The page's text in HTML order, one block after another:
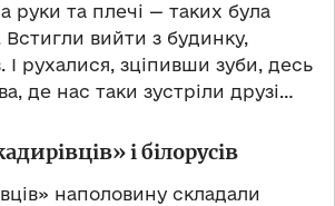
руки та плечі — таких була
Встигли вийти з будинку,
І рухалися, зціпивши зуби, десь
де нас таки зустріли друзі…
і білорусів
наполовину складали